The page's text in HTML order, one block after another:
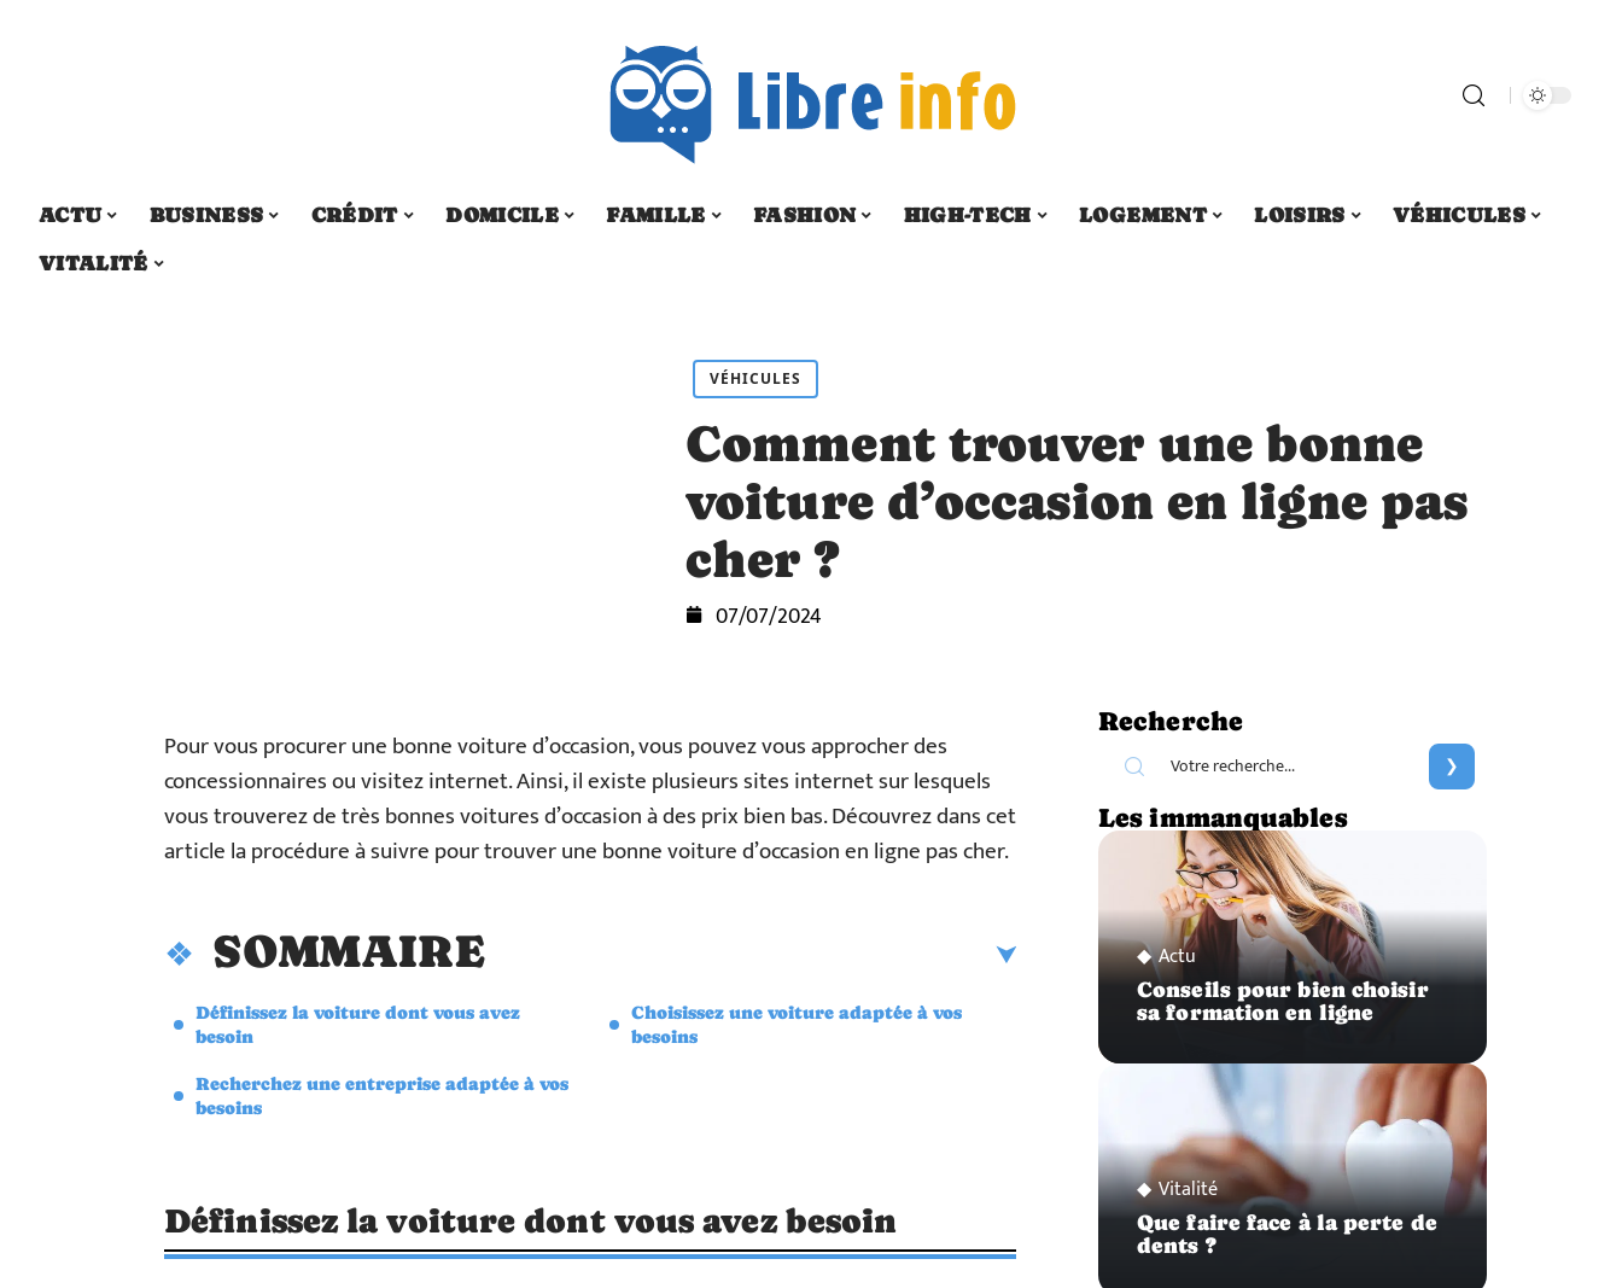
ACTU BUSINESS CRÉDIT DOMICILE FAMILLE FASHION HIGH-TECH LOGEMENT LOISIRS
VÉHICULES
VITALITÉ
VÉHICULES
Comment trouver une bonne
voiture d’occasion en ligne pas
cher ?
07/07/2024
Pour vous procurer une bonne voiture d’occasion, vous pouvez vous approcher des
concessionnaires ou visitez internet. Ainsi, il existe plusieurs sites internet sur lesquels
vous trouverez de très bonnes voitures d’occasion à des prix bien bas. Découvrez dans cet
article la procédure à suivre pour trouver une bonne voiture d’occasion en ligne pas cher.
SOMMAIRE
Définissez la voiture dont vous avez
besoin
Recherchez une entreprise adaptée à vos
besoins
Choisissez une voiture adaptée à vos
besoins
Définissez la voiture dont vous avez besoin
Recherche
Les immanquables
Actu
Conseils pour bien choisir
sa formation en ligne
Vitalité
Que faire face à la perte de
dents ?